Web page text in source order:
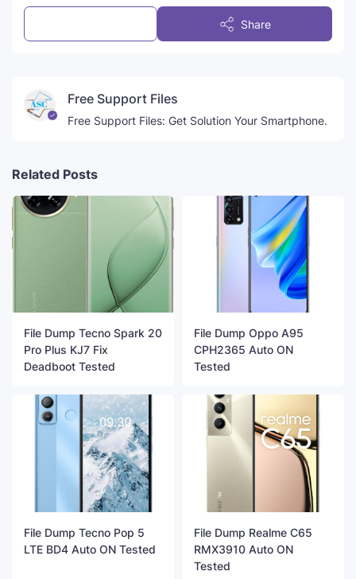
Share
Free Support Files
Free Support Files: Get Solution Your Smartphone.
Related Posts
File Dump Tecno Spark 20
Pro Plus KJ7 Fix
Deadboot Tested
File Dump Oppo A95
CPH2365 Auto ON
Tested
File Dump Tecno Pop 5
LTE BD4 Auto ON Tested
File Dump Realme C65
RMX3910 Auto ON
Tested